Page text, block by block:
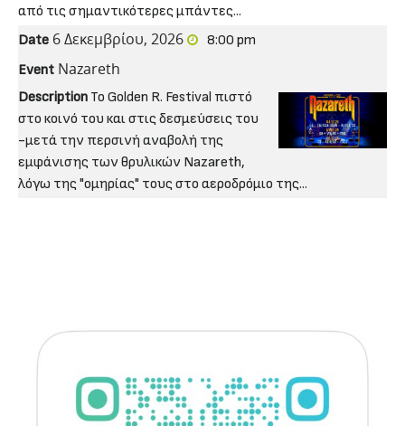
από τις σημαντικότερες μπάντες...
Date 6 Δεκεμβρίου, 2026
8:00 pm
Event Nazareth
Description To Golden R. Festival πιστό
στο κοινό του και στις δεσμεύσεις του
-μετά την περσινή αναβολή της
εμφάνισης των θρυλικών Nazareth,
λόγω της "ομηρίας" τους στο αεροδρόμιο της...